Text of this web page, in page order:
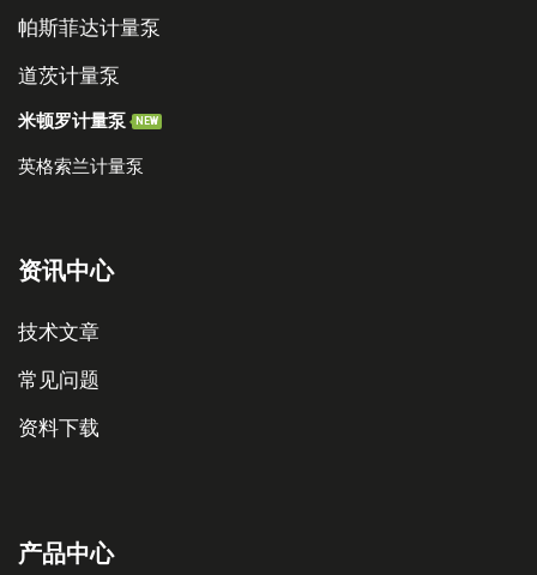
帕斯菲达计量泵
道茨计量泵
米顿罗计量泵 NEW
英格索兰计量泵
资讯中心
技术文章
常见问题
资料下载
产品中心